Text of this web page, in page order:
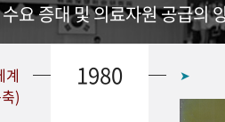
요 증대 및 의료자원 공급의
계
)
1980 ➤